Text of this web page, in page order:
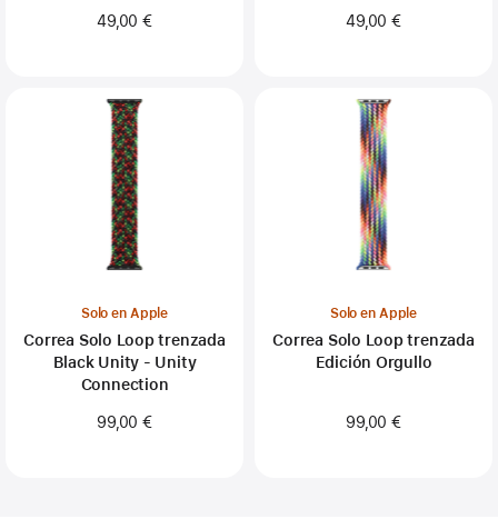
49,00 € 49,00 €
Solo en Apple
Correa Solo Loop trenzada
Black Unity - Unity
Connection
99,00 €
Solo en Apple
Correa Solo Loop trenzada
Edición Orgullo
99,00 €